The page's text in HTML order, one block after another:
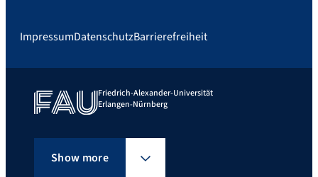
ImpressumDatenschutzBarrierefreiheit
Friedrich-Alexander-Universität
Erlangen-Nürnberg
Show more